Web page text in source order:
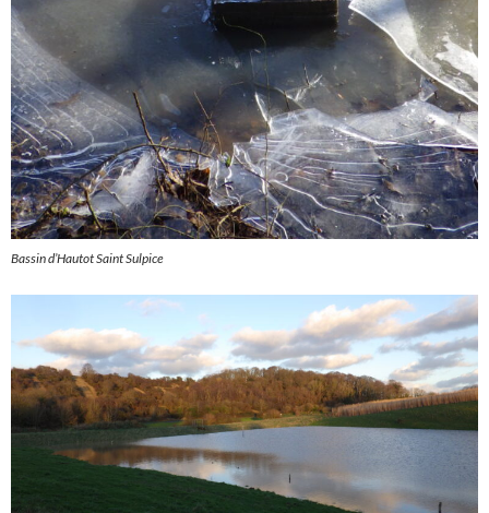
Bassin d’Hautot Saint Sulpice